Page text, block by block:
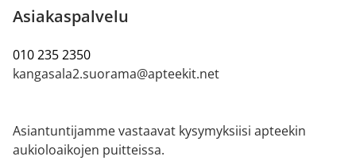
Asiakaspalvelu
010 235 2350
kangasala2.suorama@apteekit.net
Asiantuntijamme vastaavat kysymyksiisi apteekin
aukioloaikojen puitteissa.